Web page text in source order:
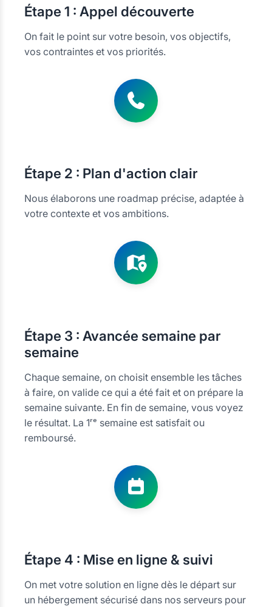
Étape 1 : Appel découverte
On fait le point sur votre besoin, vos objectifs,
vos contraintes et vos priorités.
Étape 2 : Plan d'action clair
Nous élaborons une roadmap précise, adaptée à
votre contexte et vos ambitions.
Étape 3 : Avancée semaine par
semaine
Chaque semaine, on choisit ensemble les tâches
à faire, on valide ce qui a été fait et on prépare la
semaine suivante. En fin de semaine, vous voyez
le résultat. La 1ʳᵉ semaine est satisfait ou
remboursé.
Étape 4 : Mise en ligne & suivi
On met votre solution en ligne dès le départ sur
un hébergement sécurisé dans nos serveurs pour